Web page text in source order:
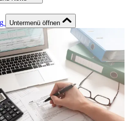
Untermenü öffnen